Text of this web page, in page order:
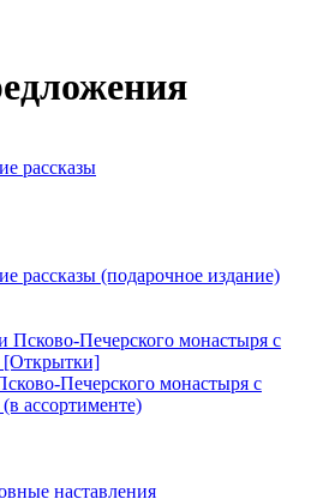
рассказы
рассказы (подарочное издание)
Печерского монастыря с
ассортименте)
наставления